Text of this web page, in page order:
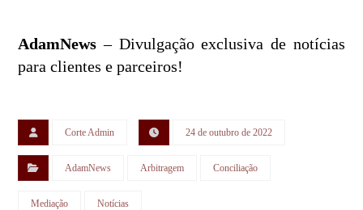
AdamNews – Divulgação exclusiva de notícias
para clientes e parceiros!
Corte Admin 24 de outubro de 2022
AdamNews Arbitragem Conciliação
Mediação Notícias